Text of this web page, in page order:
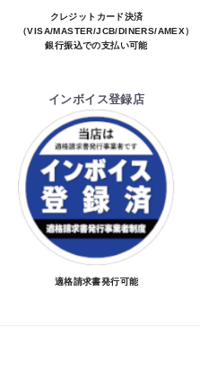
クレジットカード決済
（VISA/MASTER/JCB/DINERS/AMEX）、
銀行振込での支払い可能
インボイス登録店
適格請求書発行可能